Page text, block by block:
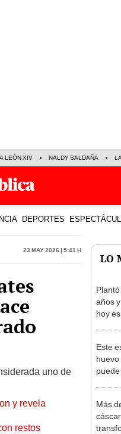
LEÓN XIV NALDY SALDAÑA
DEPORTES
23 May 2026 | 5:41 h
uno de
y revela
restos
LO
años
hoy
Este
huevo
Más